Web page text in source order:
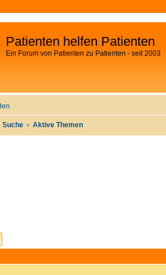
Patienten helfen Patienten
Ein Forum von Patienten zu Patienten - seit 2003
Suche Aktive Themen
SUCHE